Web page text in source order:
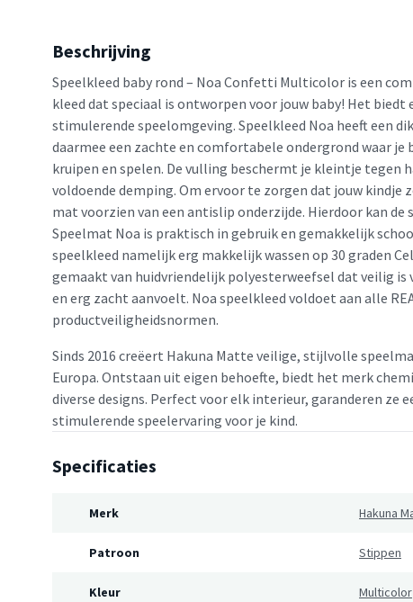
Beschrijving
Speelkleed baby rond – Noa Confetti Multicolor is een
kleed dat speciaal is ontworpen voor jouw baby! Het biedt
stimulerende speelomgeving. Speelkleed Noa heeft een
daarmee een zachte en comfortabele ondergrond waar je
kruipen en spelen. De vulling beschermt je kleintje tegen
voldoende demping. Om ervoor te zorgen dat jouw kindje
mat voorzien van een antislip onderzijde. Hierdoor kan de
Speelmat Noa is praktisch in gebruik en gemakkelijk
speelkleed namelijk erg makkelijk wassen op 30 graden
gemaakt van huidvriendelijk polyesterweefsel dat veilig is
en erg zacht aanvoelt. Noa speelkleed voldoet aan alle
productveiligheidsnormen.
Sinds 2016 creëert Hakuna Matte veilige, stijlvolle
Europa. Ontstaan uit eigen behoefte, biedt het merk
diverse designs. Perfect voor elk interieur, garanderen ze
stimulerende speelervaring voor je kind.
Specificaties
Merk Hakuna
Patroon Stippen
Kleur Multicolor